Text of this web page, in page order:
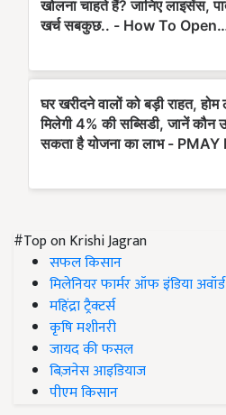
#Top on Krishi Jagran
सफल किसान
मिलेनियर फार्मर ऑफ इंडिया अवॉर्ड
महिंद्रा ट्रैक्टर्स
कृषि मशीनरी
जायद की फसल
बिज़नेस आइडियाज
पीएम किसान